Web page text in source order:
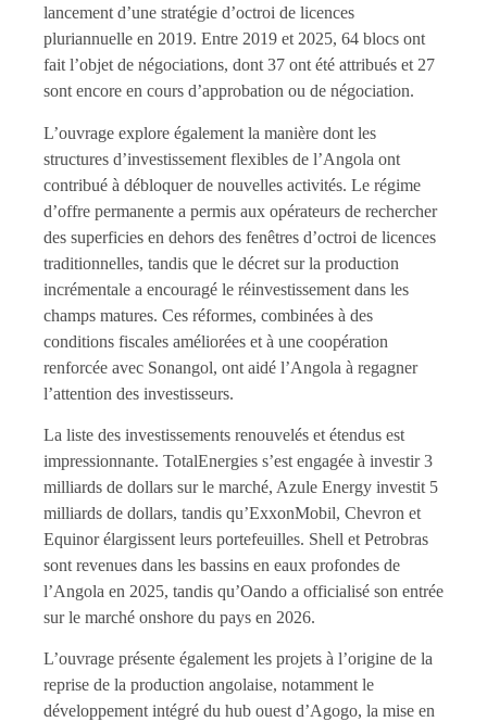
lancement d’une stratégie d’octroi de licences
pluriannuelle en 2019. Entre 2019 et 2025, 64 blocs ont
fait l’objet de négociations, dont 37 ont été attribués et 27
sont encore en cours d’approbation ou de négociation.
L’ouvrage explore également la manière dont les
structures d’investissement flexibles de l’Angola ont
contribué à débloquer de nouvelles activités. Le régime
d’offre permanente a permis aux opérateurs de rechercher
des superficies en dehors des fenêtres d’octroi de licences
traditionnelles, tandis que le décret sur la production
incrémentale a encouragé le réinvestissement dans les
champs matures. Ces réformes, combinées à des
conditions fiscales améliorées et à une coopération
renforcée avec Sonangol, ont aidé l’Angola à regagner
l’attention des investisseurs.
La liste des investissements renouvelés et étendus est
impressionnante. TotalEnergies s’est engagée à investir 3
milliards de dollars sur le marché, Azule Energy investit 5
milliards de dollars, tandis qu’ExxonMobil, Chevron et
Equinor élargissent leurs portefeuilles. Shell et Petrobras
sont revenues dans les bassins en eaux profondes de
l’Angola en 2025, tandis qu’Oando a officialisé son entrée
sur le marché onshore du pays en 2026.
L’ouvrage présente également les projets à l’origine de la
reprise de la production angolaise, notamment le
développement intégré du hub ouest d’Agogo, la mise en